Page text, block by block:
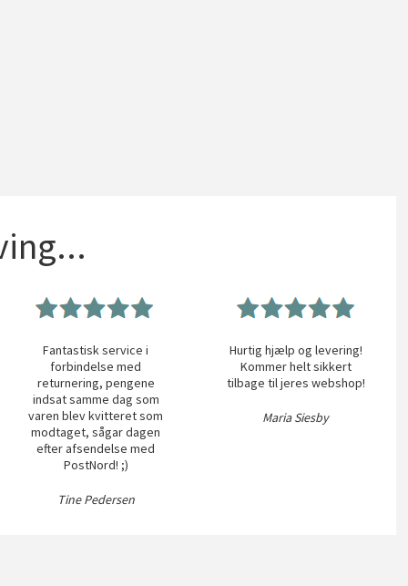
Fantastisk service i
forbindelse med
returnering, pengene
indsat samme dag som
varen blev kvitteret som
modtaget, sågar dagen
efter afsendelse med
PostNord! ;)
Tine Pedersen
Hurtig hjælp og levering!
Kommer helt sikkert
tilbage til jeres webshop!
Maria Siesby